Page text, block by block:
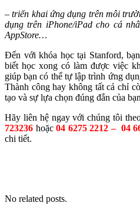
– triển khai ứng dụng trên môi
dụng trên iPhone/iPad cho cá
AppStore…
Đến với khóa học tại Stanford,
biết học xong có làm được việc
giúp bạn có thể tự lập trình ứng
Thành công hay không tất cả chỉ
tạo và sự lựa chọn đúng đắn của
Hãy liên hệ ngay với chúng tôi
723236 hoặc04 6275 2212 – 04
chi tiết.
No related posts.